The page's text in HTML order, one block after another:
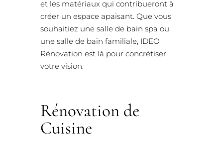
et les matériaux qui contribueront à
créer un espace apaisant. Que vous
souhaitiez une salle de bain spa ou
une salle de bain familiale, IDEO
Rénovation est là pour concrétiser
votre vision.
Rénovation de
Cuisine